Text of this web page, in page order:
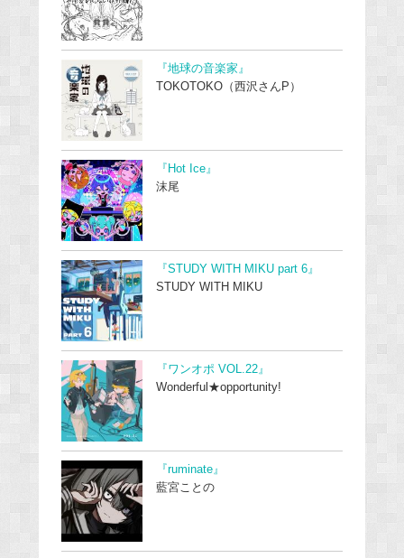
『地球の音楽家』
TOKOTOKO（西沢さんP）
『Hot Ice』
沫尾
『STUDY WITH MIKU part 6』
STUDY WITH MIKU
『ワンオポ VOL.22』
Wonderful★opportunity!
『ruminate』
藍宮ことの